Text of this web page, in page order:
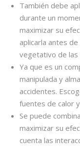
También debe
durante un
maximizar su
aplicarla antes
vegetativo de las
Ya que es un
manipulada y
accidentes.
fuentes de calor
Se puede
maximizar su
cuenta las